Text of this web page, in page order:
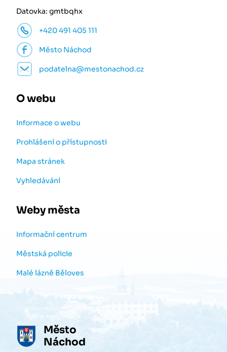
Datovka: gmtbqhx
+420 491 405 111
Město Náchod
podatelna@mestonachod.cz
O webu
Informace o webu
Prohlášení o přístupnosti
Mapa stránek
Vyhledávání
Weby města
Informační centrum
Městská policie
Malé lázně Běloves
Město
Náchod